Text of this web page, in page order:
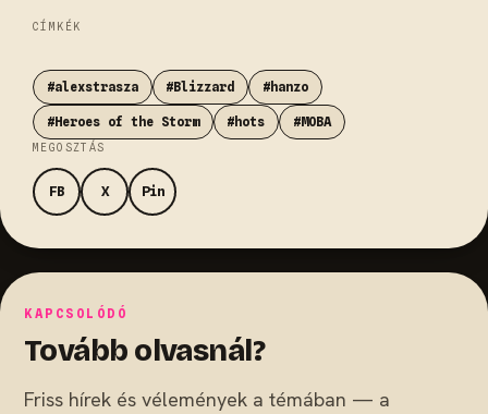
CÍMKÉK
#alexstrasza #Blizzard #hanzo
#Heroes of the Storm #hots #MOBA
MEGOSZTÁS
FB X Pin
KAPCSOLÓDÓ
Tovább olvasnál?
Friss hírek és vélemények a témában — a